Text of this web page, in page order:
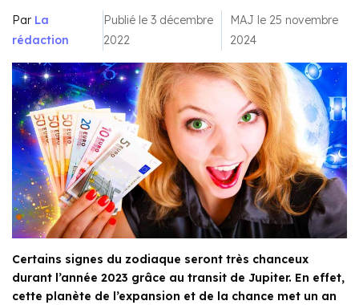
Par La
rédaction
Publié le 3 décembre
2022
MAJ le 25 novembre
2024
Certains signes du zodiaque seront très chanceux
durant l’année 2023 grâce au transit de Jupiter. En effet,
cette planète de l’expansion et de la chance met un an